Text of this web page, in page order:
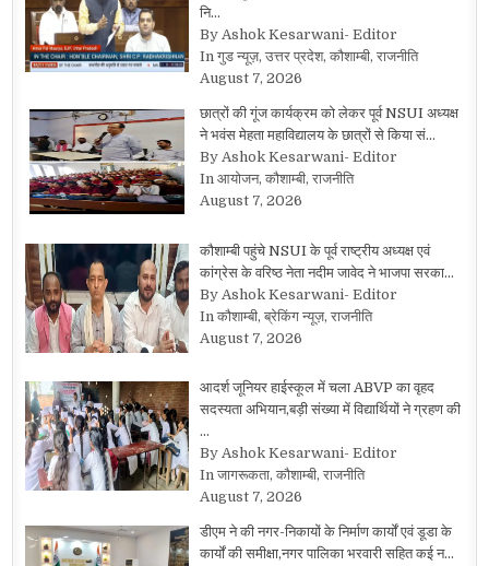
नि…
By Ashok Kesarwani- Editor
In गुड न्यूज़, उत्तर प्रदेश, कौशाम्बी, राजनीति
August 7, 2026
छात्रों की गूंज कार्यक्रम को लेकर पूर्व NSUI अध्यक्ष
ने भवंस मेहता महाविद्यालय के छात्रों से किया सं…
By Ashok Kesarwani- Editor
In आयोजन, कौशाम्बी, राजनीति
August 7, 2026
कौशाम्बी पहुंचे NSUI के पूर्व राष्ट्रीय अध्यक्ष एवं
कांग्रेस के वरिष्ठ नेता नदीम जावेद ने भाजपा सरका…
By Ashok Kesarwani- Editor
In कौशाम्बी, ब्रेकिंग न्यूज़, राजनीति
August 7, 2026
आदर्श जूनियर हाईस्कूल में चला ABVP का वृहद
सदस्यता अभियान,बड़ी संख्या में विद्यार्थियों ने ग्रहण की
…
By Ashok Kesarwani- Editor
In जागरूकता, कौशाम्बी, राजनीति
August 7, 2026
डीएम ने की नगर-निकायों के निर्माण कार्यों एवं डूडा के
कार्यों की समीक्षा,नगर पालिका भरवारी सहित कई न…